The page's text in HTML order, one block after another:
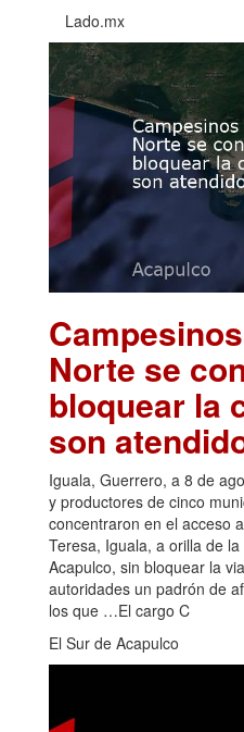
Lado.mx
Norte se
bloquear la
son
Iguala, Guerrero, a 8 de
y productores de cinco
concentraron en el acceso
Teresa, Iguala, a orilla de
Acapulco, sin bloquear la
autoridades un padrón de
los que …El cargo C
El Sur de Acapulco